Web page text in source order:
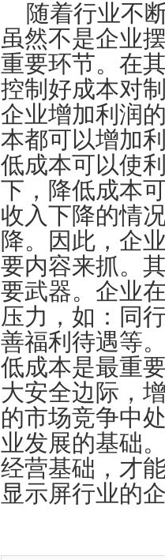
随着行业不
虽然不是企业
重要环节。在
控制好成本对
企业增加利润
本都可以增加
低成本可以使
下，降低成本
收入下降的情
降。因此，企
要内容来抓。
要武器。企业
压力，如：同
善福利待遇等
低成本是最重
大安全边际，
的市场竞争中
业发展的基础
经营基础，才
显示屏行业的